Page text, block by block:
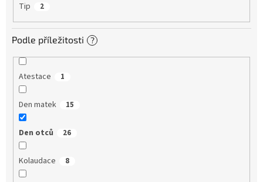
Tip 2
Podle příležitosti ?
Atestace 1
Den matek 15
Den otců 26
Kolaudace 8